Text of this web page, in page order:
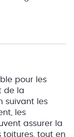
pour les
de la
suivant les
les
assurer la
toitures, tout en